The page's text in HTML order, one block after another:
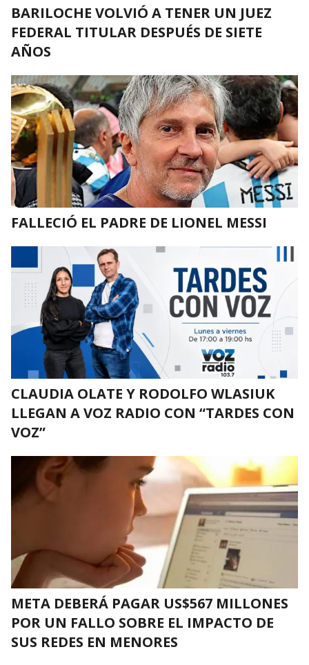
BARILOCHE VOLVIÓ A TENER UN JUEZ
FEDERAL TITULAR DESPUÉS DE SIETE
AÑOS
FALLECIÓ EL PADRE DE LIONEL MESSI
CLAUDIA OLATE Y RODOLFO WLASIUK
LLEGAN A VOZ RADIO CON “TARDES CON
VOZ”
META DEBERÁ PAGAR US$567 MILLONES
POR UN FALLO SOBRE EL IMPACTO DE
SUS REDES EN MENORES